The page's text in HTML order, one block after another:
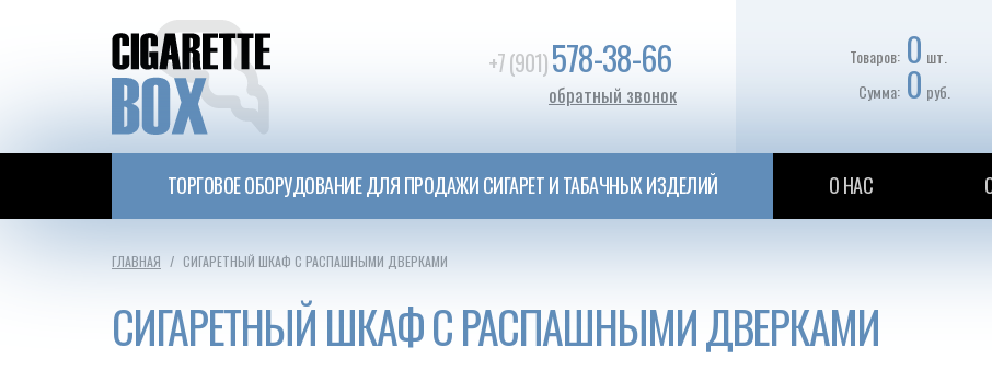
+7 (901)578-38-66
обратный звонок
Товаров: 0 шт.
Сумма: 0 руб.
ТОРГОВОЕ ОБОРУДОВАНИЕ ДЛЯ ПРОДАЖИ СИГАРЕТ И ТАБАЧНЫХ ИЗДЕЛИЙ О НАС
ГЛАВНАЯ СИГАРЕТНЫЙ ШКАФ С РАСПАШНЫМИ ДВЕРКАМИ
СИГАРЕТНЫЙ ШКАФ С РАСПАШНЫМИ ДВЕРКАМИ